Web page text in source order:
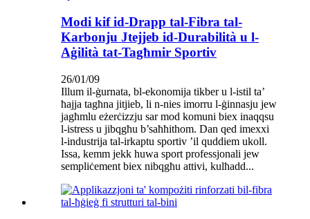
Modi kif id-Drapp tal-Fibra tal-
Karbonju Jtejjeb id-Durabilità u l-
Aġilità tat-Tagħmir Sportiv
26/01/09
Illum il-ġurnata, bl-ekonomija tikber u l-istil ta’
ħajja tagħna jitjieb, li n-nies imorru l-ġinnasju jew
jagħmlu eżerċizzju sar mod komuni biex inaqqsu
l-istress u jibqgħu b’saħħithom. Dan qed imexxi
l-industrija tal-irkaptu sportiv ’il quddiem ukoll.
Issa, kemm jekk huwa sport professjonali jew
sempliċement biex nibqgħu attivi, kulħadd...